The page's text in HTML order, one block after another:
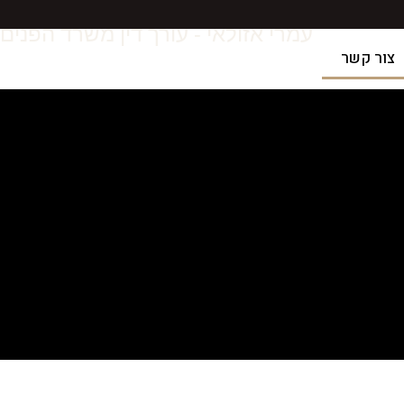
עמרי אזולאי - עורך דין משרד הפנים
צור קשר